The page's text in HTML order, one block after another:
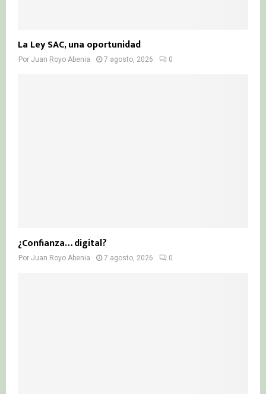
La Ley SAC, una oportunidad
Por Juan Royo Abenia 7 agosto, 2026 0
¿Confianza… digital?
Por Juan Royo Abenia 7 agosto, 2026 0